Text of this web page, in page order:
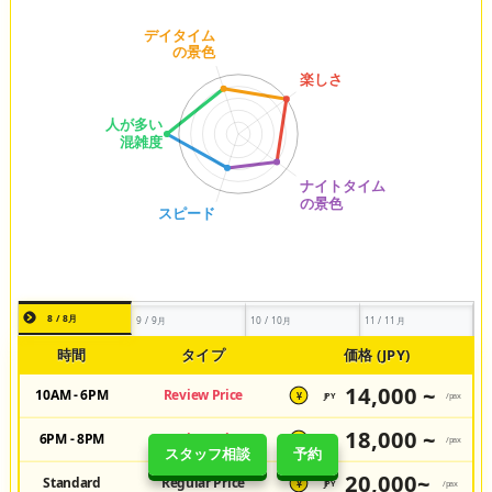
スタッフ相談 予約
8 / 8月 9 / 9月 10 / 10月 11 / 11月
時間 タイプ 価格 (JPY)
10AM - 6PM Review Price ¥ JPY 14,000 ~ /pax
6PM - 8PM Review Price 18,000 ~ /pax
Standard Regular Price ¥ JPY 20,000~ /pax